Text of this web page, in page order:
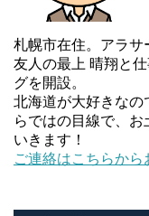
札幌市在住。アラサ
友人の最上 晴翔と
グを開設。
北海道が大好きなの
らではの目線で、
いきます！
ご連絡はこちらから